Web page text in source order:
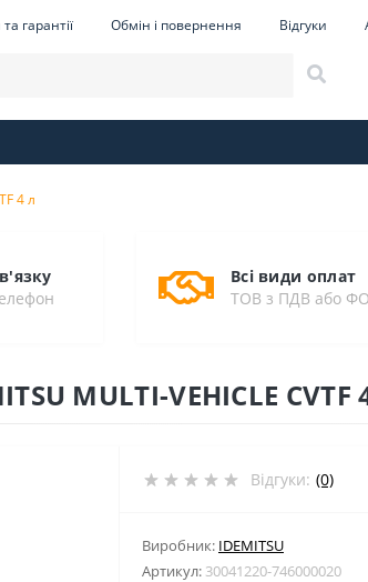
гарантії Обмін і повернення Відгуки
4 л
Всі види оплат
ТОВ з ПДВ або
MULTI-VEHICLE CVTF
Відгуки: (0)
Виробник: IDEMITSU
Артикул: 30041220-746000020